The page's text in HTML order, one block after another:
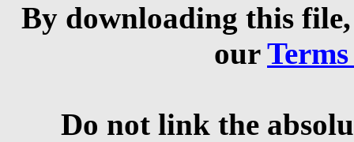
By downloading this
our
Do not link the